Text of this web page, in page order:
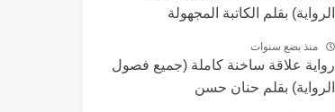
الرواية) بقلم الكاتبة المجهولة
منذ بضع سنوات
رواية علاقة ساخنة كاملة (جميع فصول
الرواية) بقلم حنان حسن